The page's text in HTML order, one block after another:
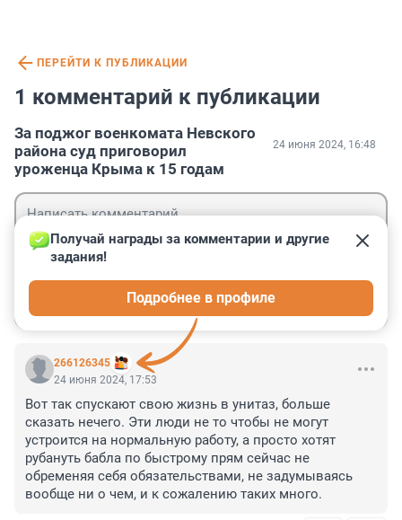
ПЕРЕЙТИ К ПУБЛИКАЦИИ
1 комментарий к публикации
За поджог военкомата Невского
района суд приговорил
уроженца Крыма к 15 годам
24 июня 2024, 16:48
266126345
Получай награды за комментарии и другие
задания!
Подробнее в профиле
24 июня 2024, 17:53
Вот так спускают свою жизнь в унитаз, больше
сказать нечего. Эти люди не то чтобы не могут
устроится на нормальную работу, а просто хотят
рубануть бабла по быстрому прям сейчас не
обременяя себя обязательствами, не задумываясь
вообще ни о чем, и к сожалению таких много.